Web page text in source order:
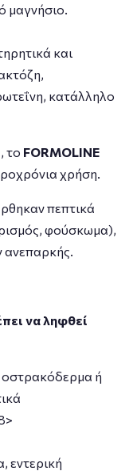
μαγνήσιο.
και
κατάλληλο
το FORMOLINE
χρήση.
πεπτικά
φούσκωμα),
να ληφθεί
οστρακόδερμα ή
εντερική